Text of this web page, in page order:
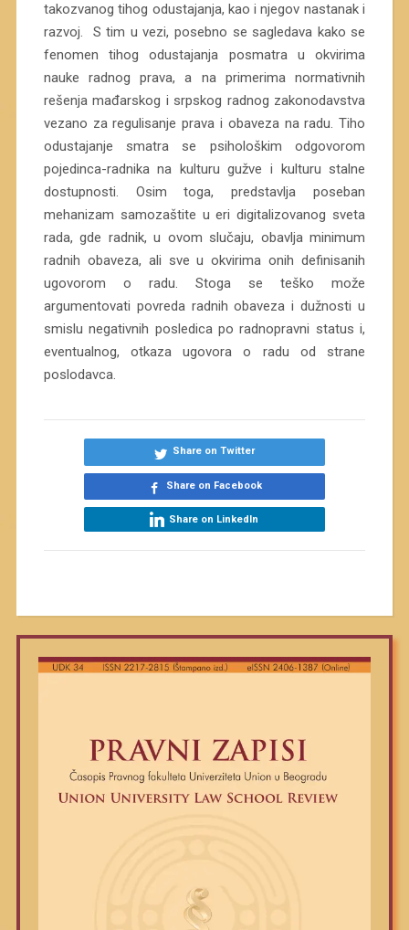
takozvanog tihog odustajanja, kao i njegov nastanak i
razvoj.
S tim u vezi, posebno se sagledava kako se
fenomen tihog odustajanja posmatra u okvirima
nauke radnog prava, a na primerima normativnih
rešenja mađarskog i srpskog radnog zakonodavstva
vezano za regulisanje prava i obaveza na radu. Tiho
odustajanje smatra se psihološkim odgovorom
pojedinca-radnika na kulturu gužve i kulturu stalne
dostupnosti. Osim toga, predstavlja poseban
mehanizam samozaštite u eri digitalizovanog sveta
rada, gde radnik, u ovom slučaju, obavlja minimum
radnih obaveza, ali sve u okvirima onih definisanih
ugovorom o radu. Stoga se teško može
argumentovati povreda radnih obaveza i dužnosti u
smislu negativnih posledica po radnopravni status i,
eventualnog, otkaza ugovora o radu od strane
poslodavca.
Share on Twitter
Share on Facebook
Share on LinkedIn